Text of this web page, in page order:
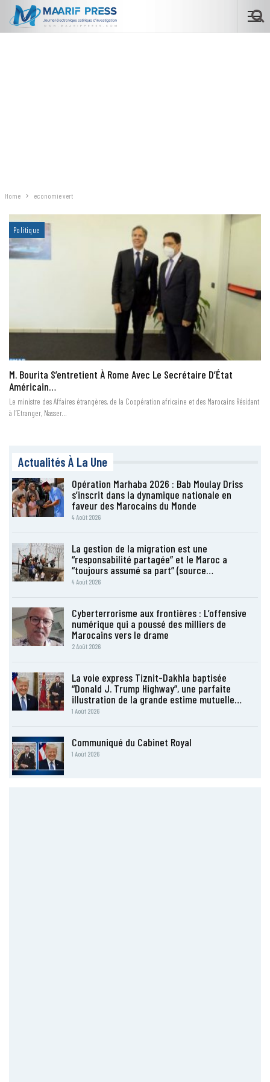
Home economie vert
Politique
M. Bourita S’entretient À Rome Avec Le Secrétaire D’État
Américain…
Le ministre des Affaires étrangères, de la Coopération africaine et des Marocains Résidant
à l’Etranger, Nasser…
Actualités À La Une
Opération Marhaba 2026 : Bab Moulay Driss
s’inscrit dans la dynamique nationale en
faveur des Marocains du Monde
4 Août 2026
La gestion de la migration est une
“responsabilité partagée” et le Maroc a
“toujours assumé sa part” (source…
4 Août 2026
Cyberterrorisme aux frontières : L’offensive
numérique qui a poussé des milliers de
Marocains vers le drame
2 Août 2026
La voie express Tiznit-Dakhla baptisée
“Donald J. Trump Highway”, une parfaite
illustration de la grande estime mutuelle…
1 Août 2026
Communiqué du Cabinet Royal
1 Août 2026